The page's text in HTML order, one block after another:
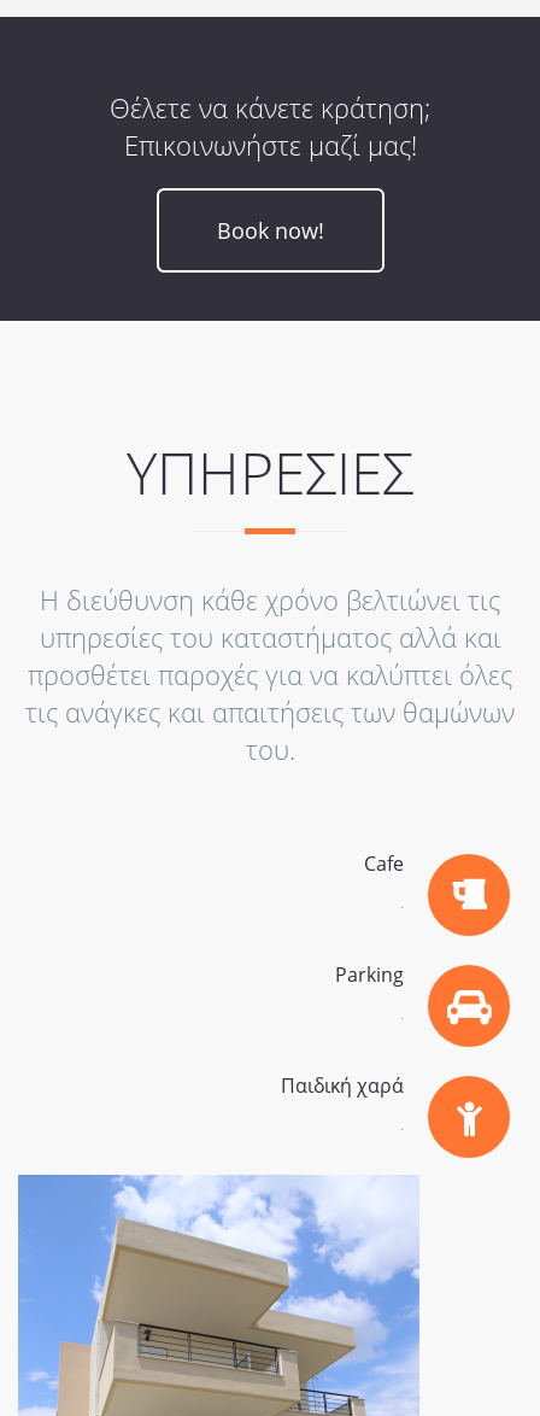
Θέλετε να κάνετε κράτηση;
Επικοινωνήστε μαζί μας!
Book now!
ΥΠΗΡΕΣΙΕΣ
Η διεύθυνση κάθε χρόνο βελτιώνει τις
υπηρεσίες του καταστήματος αλλά και
προσθέτει παροχές για να καλύπτει όλες
τις ανάγκες και απαιτήσεις των θαμώνων
του.
Cafe
.
Parking
.
Παιδική χαρά
.